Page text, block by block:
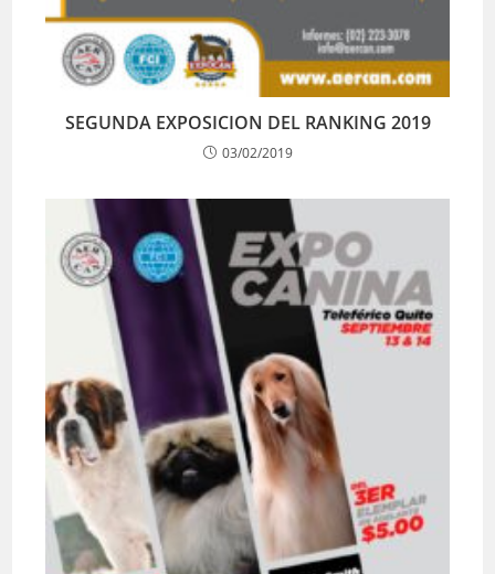
SEGUNDA EXPOSICION DEL RANKING 2019
03/02/2019